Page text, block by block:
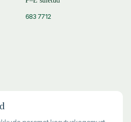
683 7712